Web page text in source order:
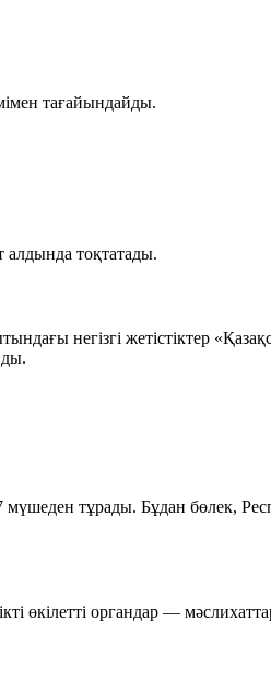
тағайындайды.
алдында тоқтатады.
негізгі жетістіктер
тұрады. Бұдан бөлек,
өкілетті органдар —